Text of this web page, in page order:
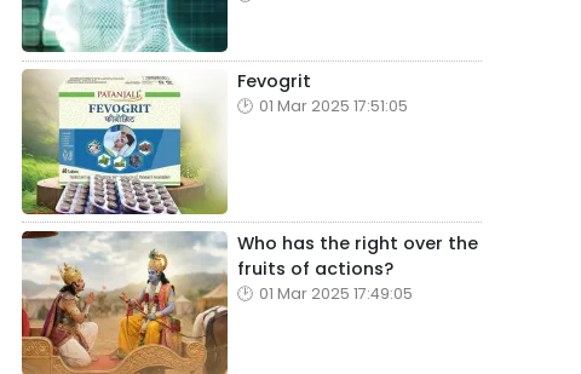
Fevogrit
01 Mar 2025 17:51:05
Who has the right over the
fruits of actions?
01 Mar 2025 17:49:05